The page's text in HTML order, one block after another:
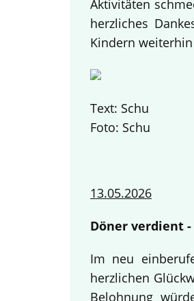
Aktivitäten
herzliches
Kindern
Text: Schu
Foto: Schu
13.05.2026
Döner verdient
Im neu
herzlichen
Belohnung